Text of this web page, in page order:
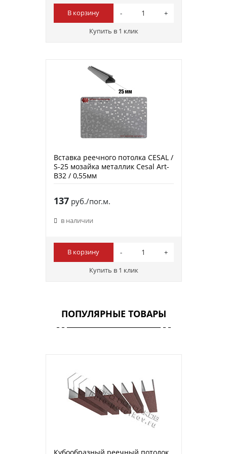
В корзину
Купить в 1 клик
Вставка реечного потолка CESAL /
S-25 мозайка металлик Cesal Art-
B32 / 0,55мм
137руб./пог.м.
в наличии
В корзину
Купить в 1 клик
ПОПУЛЯРНЫЕ ТОВАРЫ